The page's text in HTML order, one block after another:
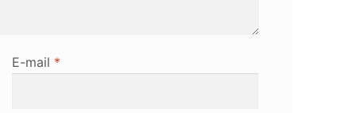
E-mail *